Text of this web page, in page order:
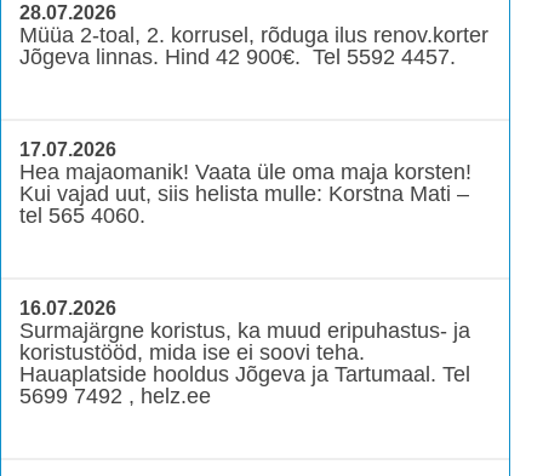
28.07.2026
Müüa 2-toal, 2. korrusel, rõduga ilus renov.korter
Jõgeva linnas. Hind 42 900€. Tel 5592 4457.
17.07.2026
Hea majaomanik! Vaata üle oma maja korsten!
Kui vajad uut, siis helista mulle: Korstna Mati –
tel 565 4060.
16.07.2026
Surmajärgne koristus, ka muud eripuhastus- ja
koristustööd, mida ise ei soovi teha.
Hauaplatside hooldus Jõgeva ja Tartumaal. Tel
5699 7492 , helz.ee